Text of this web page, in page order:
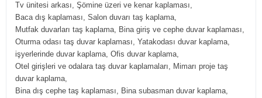
Tv ünitesi arkası, Şömine üzeri ve kenar kaplaması,
Baca dış kaplaması, Salon duvarı taş kaplama,
Mutfak duvarları taş kaplama, Bina giriş ve cephe duvar kaplaması,
Oturma odası taş duvar kaplaması, Yatakodası duvar kaplama,
işyerlerinde duvar kaplama, Ofis duvar kaplama,
Otel girişleri ve odalara taş duvar kaplamaları, Mimarı proje taş
duvar kaplama,
Bina dış cephe taş kaplaması, Bina subasman duvar kaplama,